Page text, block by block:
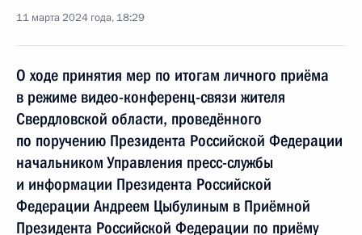
11 марта 2024 года, 18:29
О ходе принятия мер по итогам личного приёма
в режиме видео-конференц-связи жителя
Свердловской области, проведённого
по поручению Президента Российской Федерации
начальником Управления пресс-службы
и информации Президента Российской
Федерации Андреем Цыбулиным в Приёмной
Президента Российской Федерации по приёму